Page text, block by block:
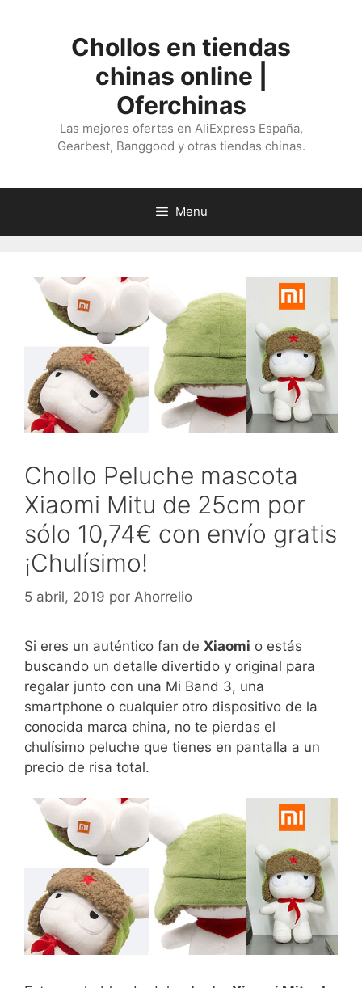
Chollos en tiendas
chinas online |
Oferchinas
Las mejores ofertas en AliExpress España,
Gearbest, Banggood y otras tiendas chinas.
Menu
Chollo Peluche mascota
Xiaomi Mitu de 25cm por
sólo 10,74€ con envío gratis
¡Chulísimo!
5 abril, 2019 por Ahorrelio
Si eres un auténtico fan de Xiaomi o estás
buscando un detalle divertido y original para
regalar junto con una Mi Band 3, una
smartphone o cualquier otro dispositivo de la
conocida marca china, no te pierdas el
chulísimo peluche que tienes en pantalla a un
precio de risa total.